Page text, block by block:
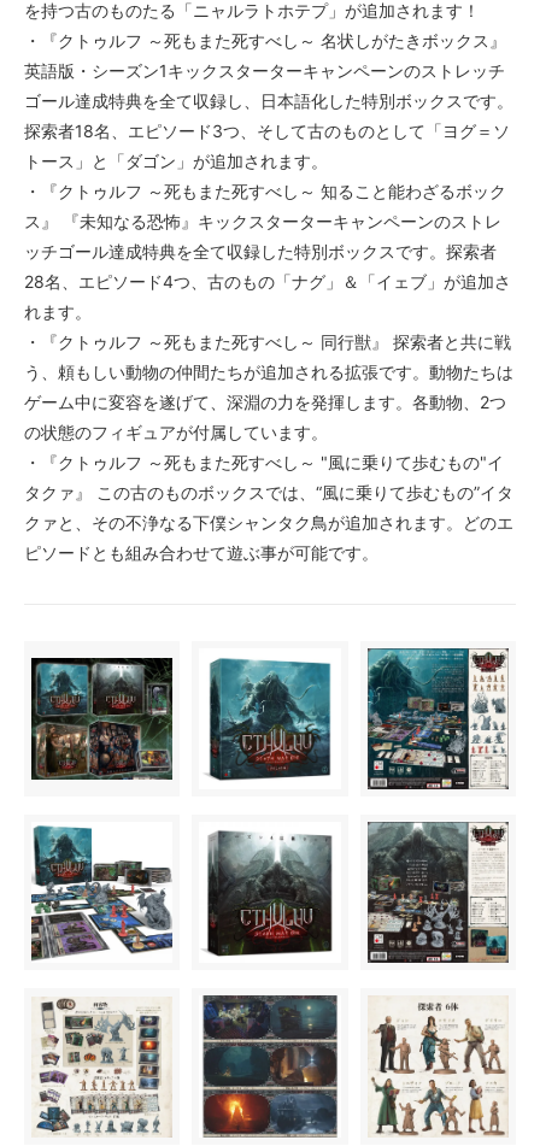
を持つ古のものたる「ニャルラトホテプ」が追加されます！
・『クトゥルフ ～死もまた死すべし～ 名状しがたきボックス』
英語版・シーズン1キックスターターキャンペーンのストレッチ
ゴール達成特典を全て収録し、日本語化した特別ボックスです。
探索者18名、エピソード3つ、そして古のものとして「ヨグ＝ソ
トース」と「ダゴン」が追加されます。
・『クトゥルフ ～死もまた死すべし～ 知ること能わざるボック
ス』 『未知なる恐怖』キックスターターキャンペーンのストレ
ッチゴール達成特典を全て収録した特別ボックスです。探索者
28名、エピソード4つ、古のもの「ナグ」＆「イェブ」が追加さ
れます。
・『クトゥルフ ～死もまた死すべし～ 同行獣』 探索者と共に戦
う、頼もしい動物の仲間たちが追加される拡張です。動物たちは
ゲーム中に変容を遂げて、深淵の力を発揮します。各動物、2つ
の状態のフィギュアが付属しています。
・『クトゥルフ ～死もまた死すべし～ "風に乗りて歩むもの"イ
タクァ』 この古のものボックスでは、“風に乗りて歩むもの”イタ
クァと、その不浄なる下僕シャンタク鳥が追加されます。どのエ
ピソードとも組み合わせて遊ぶ事が可能です。